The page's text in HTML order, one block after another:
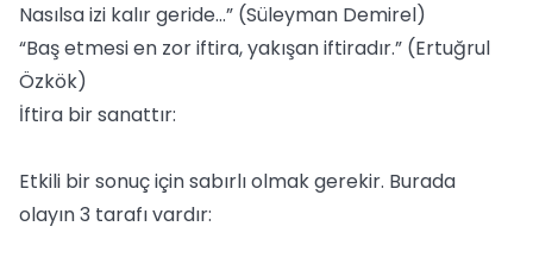
Nasılsa izi kalır geride...” (Süleyman Demirel)
“Baş etmesi en zor iftira, yakışan iftiradır.” (Ertuğrul
Özkök)
İftira bir sanattır:
Etkili bir sonuç için sabırlı olmak gerekir. Burada
olayın 3 tarafı vardır: